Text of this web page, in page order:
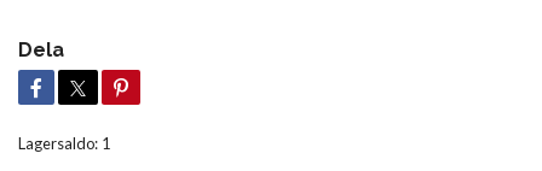
Dela
Lagersaldo: 1